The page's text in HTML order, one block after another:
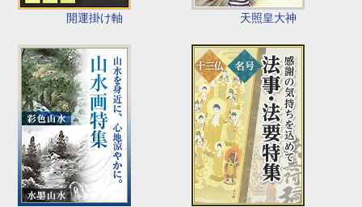
開運掛け軸 天照皇大神